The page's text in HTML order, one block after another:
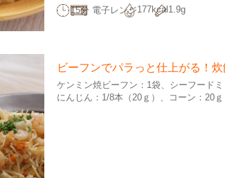
15分 電子レンジ177kcal 1.9g
ビーフンでパラっと仕上がる！
ケンミン焼ビーフン：1袋 シーフード
にんじん：1/8本（20ｇ）
コーン：20ｇ